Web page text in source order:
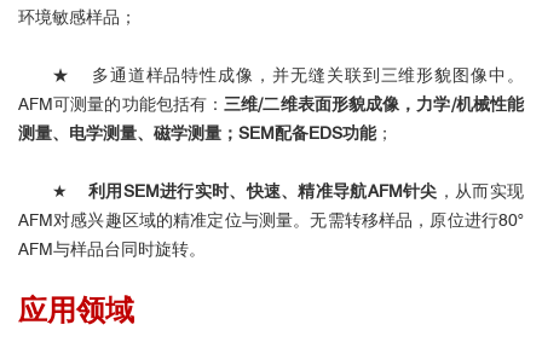
环境敏感样品；
★ 多通道样品特性成像，并无缝关联到三维形貌图像中。
AFM可测量的功能包括有：三维/二维表面形貌成像，力学/机械性能
测量、电学测量、磁学测量；SEM配备EDS功能；
★ 利用SEM进行实时、快速、精准导航AFM针尖 ，从而实现
AFM对感兴趣区域的精准定位与测量。无需转移样品，原位进行80°
AFM与样品台同时旋转。
应用领域